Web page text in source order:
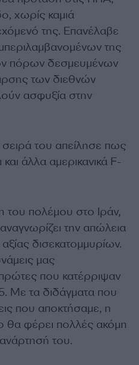
χωρίς καμιά
της. Επανέλαβε
της
πόρων δεσμευμένων
των διεθνών
ασφυξία στην
του απείλησε πως
άλλα αμερικανικά F-
του πολέμου στο Ιράν,
την απώλεια
δισεκατομμυρίων.
μας
που κατέρριψαν
Με τα διδάγματα που
που αποκτήσαμε, η
θα φέρει πολλές ακόμη
του.